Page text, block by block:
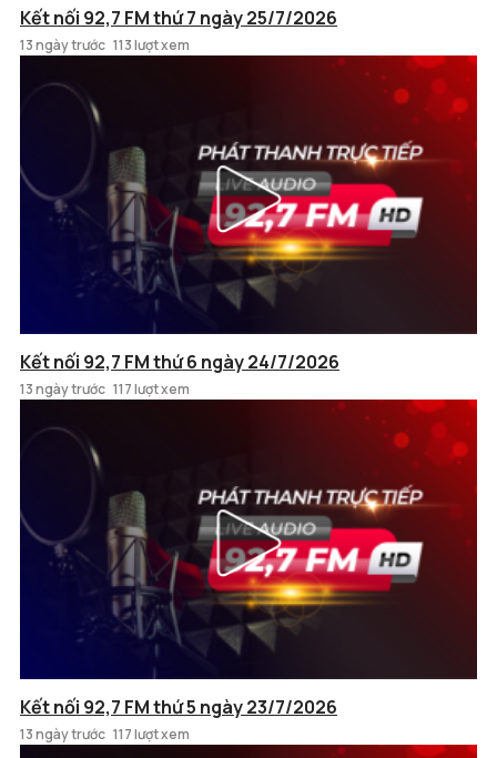
Kết nối 92,7 FM thứ 7 ngày 25/7/2026
13 ngày trước 113 lượt xem
Kết nối 92,7 FM thứ 6 ngày 24/7/2026
13 ngày trước 117 lượt xem
Kết nối 92,7 FM thứ 5 ngày 23/7/2026
13 ngày trước 117 lượt xem